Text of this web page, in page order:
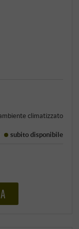
climatizzato
subito disponibile